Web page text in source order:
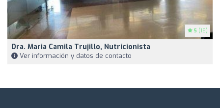
5 (18)
Dra. Maria Camila Trujillo, Nutricionista
Ver información y datos de contacto